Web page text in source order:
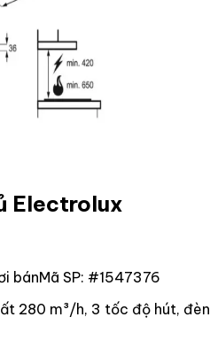
Electrolux
bánMã SP: #1547376
280 m³/h, 3 tốc độ hút, đèn